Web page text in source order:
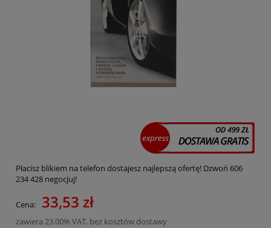
Płacisz blikiem na telefon dostajesz najlepszą ofertę! Dzwoń 606
234 428 negocjuj!
Cena: 33,53 zł
zawiera 23.00% VAT, bez kosztów dostawy